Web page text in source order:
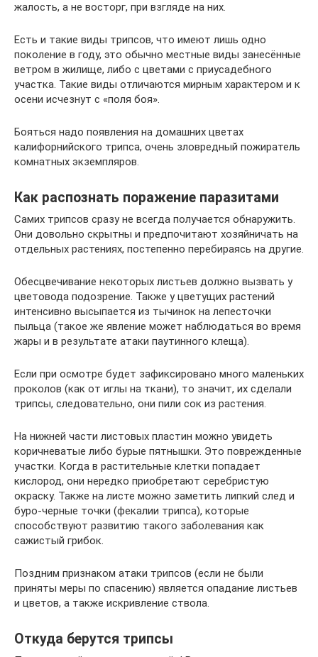
жалость, а не восторг, при взгляде на них.
Есть и такие виды трипсов, что имеют лишь одно
поколение в году, это обычно местные виды занесённые
ветром в жилище, либо с цветами с приусадебного
участка. Такие виды отличаются мирным характером и к
осени исчезнут с «поля боя».
Бояться надо появления на домашних цветах
калифорнийского трипса, очень зловредный пожиратель
комнатных экземпляров.
Как распознать поражение паразитами
Самих трипсов сразу не всегда получается обнаружить.
Они довольно скрытны и предпочитают хозяйничать на
отдельных растениях, постепенно перебираясь на другие.
Обесцвечивание некоторых листьев должно вызвать у
цветовода подозрение. Также у цветущих растений
интенсивно высыпается из тычинок на лепесточки
пыльца (такое же явление может наблюдаться во время
жары и в результате атаки паутинного клеща).
Если при осмотре будет зафиксировано много маленьких
проколов (как от иглы на ткани), то значит, их сделали
трипсы, следовательно, они пили сок из растения.
На нижней части листовых пластин можно увидеть
коричневатые либо бурые пятнышки. Это поврежденные
участки. Когда в растительные клетки попадает
кислород, они нередко приобретают серебристую
окраску. Также на листе можно заметить липкий след и
буро-черные точки (фекалии трипса), которые
способствуют развитию такого заболевания как
сажистый грибок.
Поздним признаком атаки трипсов (если не были
приняты меры по спасению) является опадание листьев
и цветов, а также искривление ствола.
Откуда берутся трипсы